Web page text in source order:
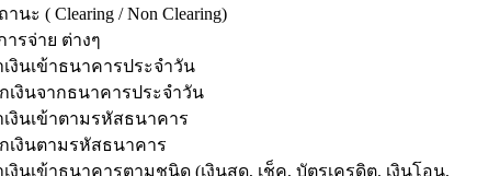
ะ ( Clearing / Non Clearing)
ารจ่าย ต่างๆ
งินเข้าธนาคารประจำวัน
เงินจากธนาคารประจำวัน
งินเข้าตามรหัสธนาคาร
เงินตามรหัสธนาคาร
งินเข้าธนาคารตามชนิด (เงินสด, เช็ค, บัตรเครดิต, เงินโอน,